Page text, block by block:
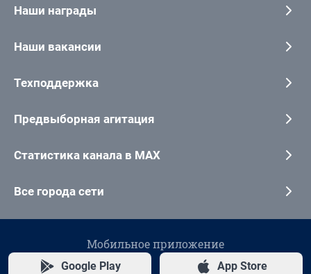
Наши награды
Наши вакансии
Техподдержка
Предвыборная агитация
Статистика канала в MAX
Все города сети
Мобильное приложение
Google Play App Store